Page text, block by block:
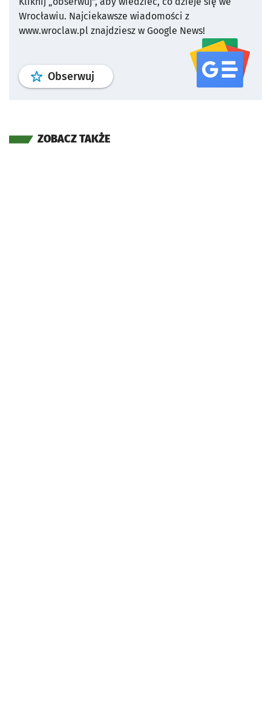
Wrocławiu. Najciekawsze wiadomości z
www.wroclaw.pl znajdziesz w Google News!
Obserwuj profil serwisu
ZOBACZ TAKŻE